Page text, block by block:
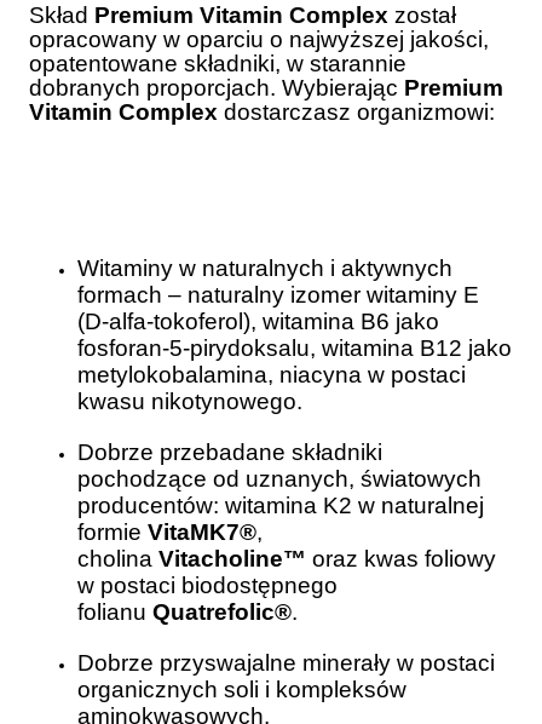
Skład Premium Vitamin Complex został
opracowany w oparciu o najwyższej jakości,
opatentowane składniki, w starannie
dobranych proporcjach. Wybierając Premium
Vitamin Complex dostarczasz organizmowi:
Witaminy w naturalnych i aktywnych
formach – naturalny izomer witaminy E
(D-alfa-tokoferol), witamina B6 jako
fosforan-5-pirydoksalu, witamina B12 jako
metylokobalamina, niacyna w postaci
kwasu nikotynowego.
Dobrze przebadane składniki
pochodzące od uznanych, światowych
producentów: witamina K2 w naturalnej
formie VitaMK7®,
cholina Vitacholine™ oraz kwas foliowy
w postaci biodostępnego
folianu Quatrefolic®.
Dobrze przyswajalne minerały w postaci
organicznych soli i kompleksów
aminokwasowych.